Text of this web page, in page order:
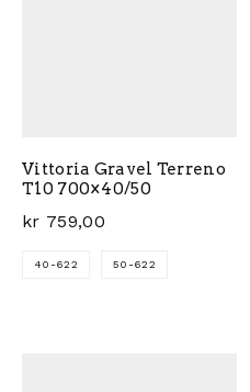
Vittoria Gravel Terreno
T10 700×40/50
kr 759,00
40-622 50-622